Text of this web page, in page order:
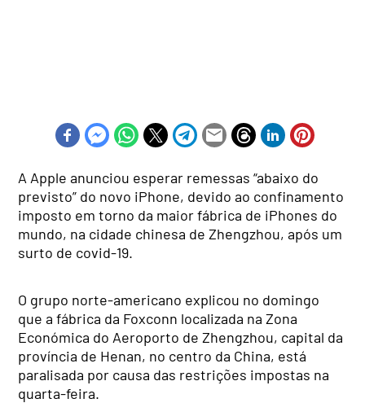
A Apple anunciou esperar remessas “abaixo do
previsto” do novo iPhone, devido ao confinamento
imposto em torno da maior fábrica de iPhones do
mundo, na cidade chinesa de Zhengzhou, após um
surto de covid-19.
O grupo norte-americano explicou no domingo
que a fábrica da Foxconn localizada na Zona
Económica do Aeroporto de Zhengzhou, capital da
província de Henan, no centro da China, está
paralisada por causa das restrições impostas na
quarta-feira.